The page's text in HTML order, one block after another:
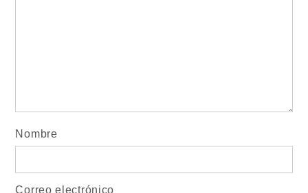
Nombre
Correo electrónico